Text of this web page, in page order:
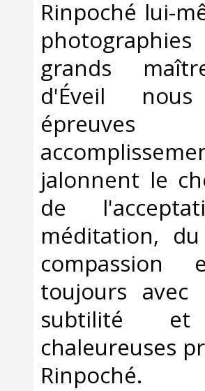
Rinpoché lui-
grands
d'Éveil
jalonnent le
de
méditation,
toujours avec
subtilité et
chaleureuses
Rinpoché. ‎